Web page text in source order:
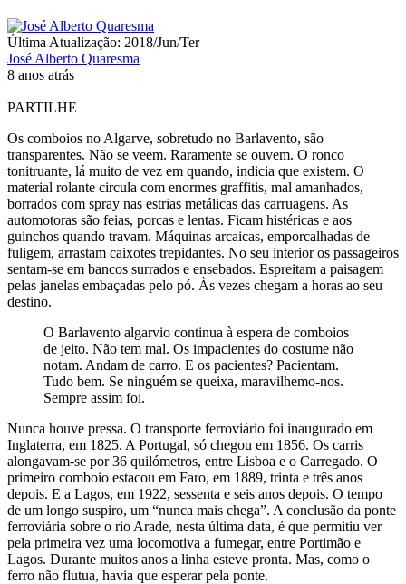
Última Atualização: 2018/Jun/Ter
José Alberto Quaresma
8 anos atrás
PARTILHE
Os comboios no Algarve, sobretudo no Barlavento, são
transparentes. Não se veem. Raramente se ouvem. O ronco
tonitruante, lá muito de vez em quando, indicia que existem. O
material rolante circula com enormes graffitis, mal amanhados,
borrados com spray nas estrias metálicas das carruagens. As
automotoras são feias, porcas e lentas. Ficam histéricas e aos
guinchos quando travam. Máquinas arcaicas, emporcalhadas de
fuligem, arrastam caixotes trepidantes. No seu interior os passageiros
sentam-se em bancos surrados e ensebados. Espreitam a paisagem
pelas janelas embaçadas pelo pó. Às vezes chegam a horas ao seu
destino.
O Barlavento algarvio continua à espera de comboios
de jeito. Não tem mal. Os impacientes do costume não
notam. Andam de carro. E os pacientes? Pacientam.
Tudo bem. Se ninguém se queixa, maravilhemo-nos.
Sempre assim foi.
Nunca houve pressa. O transporte ferroviário foi inaugurado em
Inglaterra, em 1825. A Portugal, só chegou em 1856. Os carris
alongavam-se por 36 quilómetros, entre Lisboa e o Carregado. O
primeiro comboio estacou em Faro, em 1889, trinta e três anos
depois. E a Lagos, em 1922, sessenta e seis anos depois. O tempo
de um longo suspiro, um “nunca mais chega”. A conclusão da ponte
ferroviária sobre o rio Arade, nesta última data, é que permitiu ver
pela primeira vez uma locomotiva a fumegar, entre Portimão e
Lagos. Durante muitos anos a linha esteve pronta. Mas, como o
ferro não flutua, havia que esperar pela ponte.